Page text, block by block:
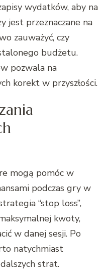
wydatków, aby na
jest przeznaczane na
zauważyć, czy
budżetu.
pozwala na
korekt w przyszłości.
mogą pomóc w
podczas gry w
“stop loss”,
kwoty,
w danej sesji. Po
natychmiast
strat.